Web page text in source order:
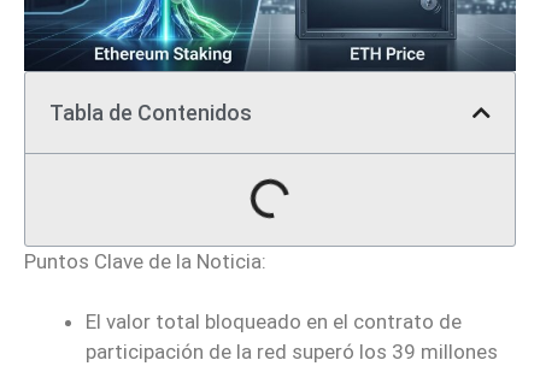
Tabla de Contenidos
Puntos Clave de la Noticia:
El valor total bloqueado en el contrato de
participación de la red superó los 39 millones